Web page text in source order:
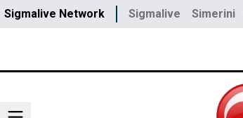
Sigmalive Network Sigmalive Simerini